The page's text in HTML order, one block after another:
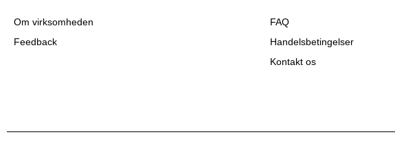
Om virksomheden
Feedback
FAQ
Handelsbetingelser
Kontakt os